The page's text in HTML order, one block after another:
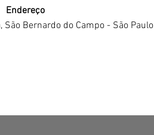
Endereço
Bernardo do Campo - São Paulo